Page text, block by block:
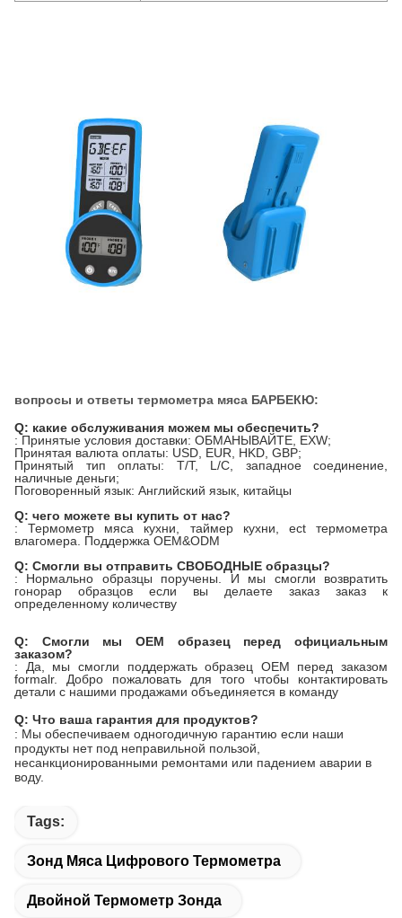
вопросы и ответы термометра мяса БАРБЕКЮ:
Q: какие обслуживания можем мы обеспечить?
: Принятые условия доставки: ОБМАНЫВАЙТЕ, EXW;
Принятая валюта оплаты: USD, EUR, HKD, GBP;
Принятый тип оплаты: T/T, L/C, западное соединение,
наличные деньги;
Поговоренный язык: Английский язык, китайцы
Q: чего можете вы купить от нас?
: Термометр мяса кухни, таймер кухни, ect термометра
влагомера. Поддержка OEM&ODM
Q: Смогли вы отправить СВОБОДНЫЕ образцы?
: Нормально образцы поручены. И мы смогли возвратить
гонорар образцов если вы делаете заказ заказ к
определенному количеству
Q: Смогли мы OEM образец перед официальным
заказом?
: Да, мы смогли поддержать образец OEM перед заказом
formalr. Добро пожаловать для того чтобы контактировать
детали с нашими продажами объединяется в команду
Q: Что ваша гарантия для продуктов?
: Мы обеспечиваем одногодичную гарантию если наши
продукты нет под неправильной пользой,
несанкционированными ремонтами или падением аварии в
воду.
Tags:
Зонд Мяса Цифрового Термометра
Двойной Термометр Зонда